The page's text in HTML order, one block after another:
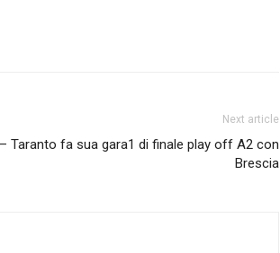
Next article
Taranto fa sua gara1 di finale play off A2 con
Brescia